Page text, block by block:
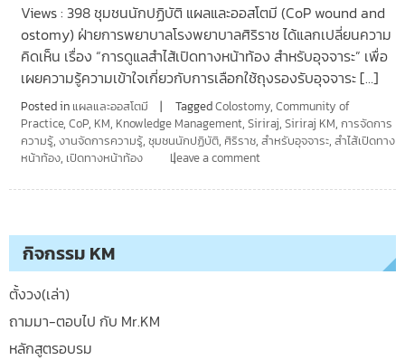
Views : 398 ชุมชนนักปฏิบัติ แผลและออสโตมี (CoP wound and
ostomy) ฝ่ายการพยาบาลโรงพยาบาลศิริราช ได้แลกเปลี่ยนความ
คิดเห็น เรื่อง “การดูแลสำไส้เปิดทางหน้าท้อง สำหรับอุจจาระ” เพื่อ
เผยความรู้ความเข้าใจเกี่ยวกับการเลือกใช้ถุงรองรับอุจจาระ […]
Posted in แผลและออสโตมี TaggedColostomy, Community of
Practice, CoP, KM, Knowledge Management, Siriraj, Siriraj KM, การจัดการ
ความรู้, งานจัดการความรู้, ชุมชนนักปฏิบัติ, ศิริราช, สำหรับอุจจาระ, สำไส้เปิดทาง
หน้าท้อง, เปิดทางหน้าท้อง Leave a comment
กิจกรรม KM
ตั้งวง(เล่า)
ถามมา-ตอบไป กับ Mr.KM
หลักสูตรอบรม